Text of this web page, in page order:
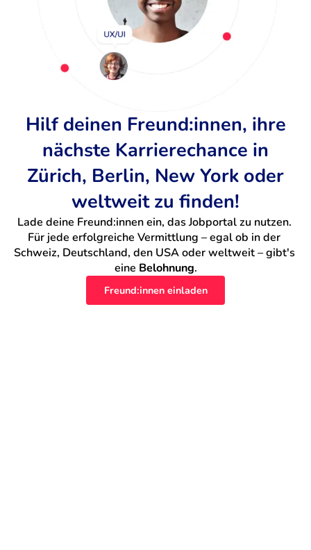
Hilf deinen Freund:innen, ihre
nächste Karrierechance in
Zürich, Berlin, New York oder
weltweit zu finden!
Lade deine Freund:innen ein, das Jobportal zu nutzen.
Für jede erfolgreiche Vermittlung – egal ob in der
Schweiz, Deutschland, den USA oder weltweit – gibt's
eine Belohnung.
Freund:innen einladen